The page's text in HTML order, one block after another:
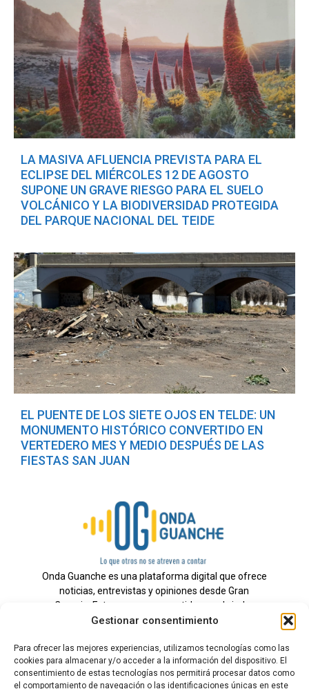
Gestionar consentimiento
Para ofrecer las mejores experiencias, utilizamos tecnologías como las
cookies para almacenar y/o acceder a la información del dispositivo. El
consentimiento de estas tecnologías nos permitirá procesar datos como
el comportamiento de navegación o las identificaciones únicas en este
LA MASIVA AFLUENCIA PREVISTA PARA EL
ECLIPSE DEL MIÉRCOLES 12 DE AGOSTO
SUPONE UN GRAVE RIESGO PARA EL SUELO
VOLCÁNICO Y LA BIODIVERSIDAD PROTEGIDA
DEL PARQUE NACIONAL DEL TEIDE
EL PUENTE DE LOS SIETE OJOS EN TELDE: UN
MONUMENTO HISTÓRICO CONVERTIDO EN
VERTEDERO MES Y MEDIO DESPUÉS DE LAS
FIESTAS SAN JUAN
Onda Guanche es una plataforma digital que ofrece
noticias, entrevistas y opiniones desde Gran
Canaria. Estamos comprometidos con brindar
información veraz y un periodismo independiente a